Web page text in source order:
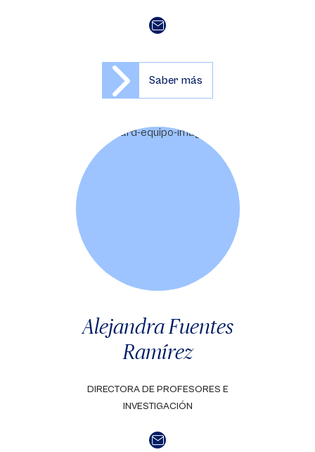
Saber más
Alejandra Fuentes
Ramírez
DIRECTORA DE PROFESORES E
INVESTIGACIÓN